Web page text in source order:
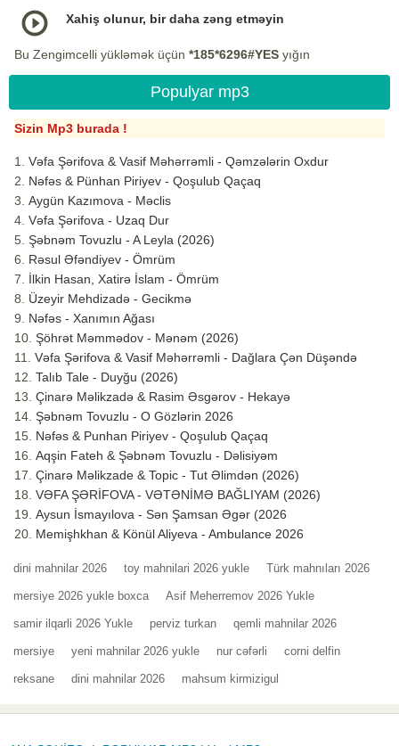
Xahiş olunur, bir daha zəng etməyin
Bu Zengimcelli yükləmək üçün *185*6296#YES yığın
Populyar mp3
Sizin Mp3 burada !
Vəfa Şərifova & Vasif Məhərrəmli - Qəmzələrin Oxdur
Nəfəs & Pünhan Piriyev - Qoşulub Qaçaq
Aygün Kazımova - Məclis
Vəfa Şərifova - Uzaq Dur
Şəbnəm Tovuzlu - A Leyla (2026)
Rəsul Əfəndiyev - Ömrüm
İlkin Hasan, Xatirə İslam - Ömrüm
Üzeyir Mehdizadə - Gecikmə
Nəfəs - Xanımın Ağası
Şöhrət Məmmədov - Mənəm (2026)
Vəfa Şərifova & Vasif Məhərrəmli - Dağlara Çən Düşəndə
Talıb Tale - Duyğu (2026)
Çinarə Məlikzadə & Rasim Əsgərov - Hekayə
Şəbnəm Tovuzlu - O Gözlərin 2026
Nəfəs & Punhan Piriyev - Qoşulub Qaçaq
Aqşin Fateh & Şəbnəm Tovuzlu - Dəlisiyəm
Çinarə Məlikzade & Topic - Tut Əlimdən (2026)
VƏFA ŞƏRİFOVA - VƏTƏNİMƏ BAĞLIYAM (2026)
Aysun İsmayılova - Sən Şamsan Əgər (2026
Memişhkhan & Könül Aliyeva - Ambulance 2026
dini mahnilar 2026 toy mahnilari 2026 yukle Türk mahnıları 2026
mersiye 2026 yukle boxca Asif Meherremov 2026 Yukle
samir ilqarli 2026 Yukle perviz turkan qemli mahnilar 2026
mersiye yeni mahnilar 2026 yukle nur cəfərli corni delfin
reksane dini mahnilar 2026 mahsum kirmizigul